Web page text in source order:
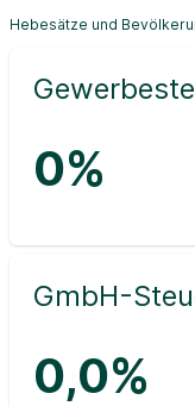
Hebesätze und
0%
GmbH-
0,0%